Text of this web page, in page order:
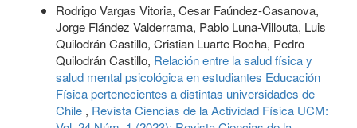
Rodrigo Vargas Vitoria, Cesar Faúndez-Casanova,
Jorge Flández Valderrama, Pablo Luna-Villouta, Luis
Quilodrán Castillo, Cristian Luarte Rocha, Pedro
Quilodrán Castillo, Relación entre la salud física y
salud mental psicológica en estudiantes Educación
Física pertenecientes a distintas universidades de
Chile , Revista Ciencias de la Actividad Física UCM: